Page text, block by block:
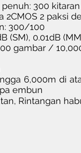
300
2 paksi
300/100
(SM), 0.01dB
gambar /
6,000m di
embun
Rintangan